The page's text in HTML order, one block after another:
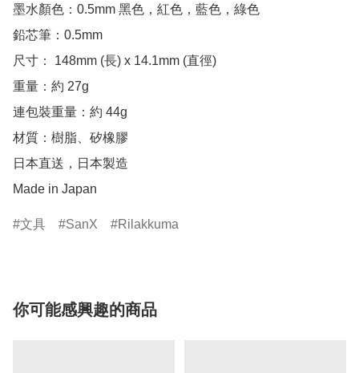
墨水顏色：0.5mm 黑色，紅色，藍色，綠色
鉛芯筆：0.5mm
尺寸： 148mm (長) x 14.1mm (直徑)
重量：約 27g
連包裝重量：約 44g
材質：樹脂、矽橡膠
日本直送，日本製造
Made in Japan
文具 SanX Rilakkuma
你可能感興趣的商品